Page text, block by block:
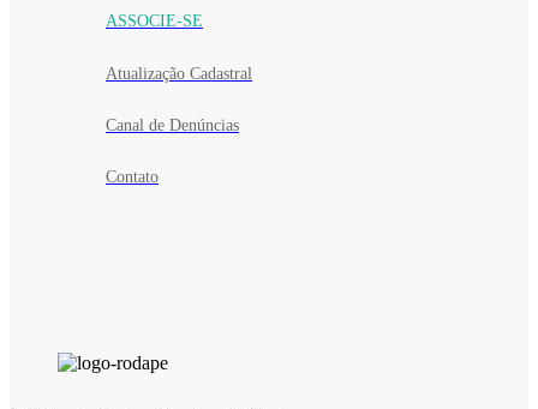
ASSOCIE-SE
Atualização Cadastral
Canal de Denúncias
Contato